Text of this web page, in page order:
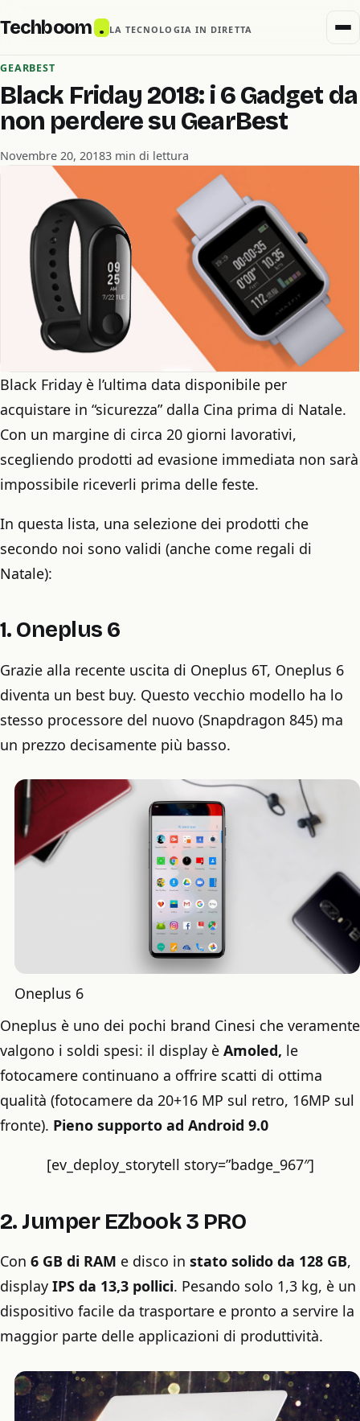
Techboom . LA TECNOLOGIA IN DIRETTA
GEARBEST
Black Friday 2018: i 6 Gadget da
non perdere su GearBest
Novembre 20, 20183 min di lettura
Black Friday è l’ultima data disponibile per
acquistare in “sicurezza” dalla Cina prima di Natale.
Con un margine di circa 20 giorni lavorativi,
scegliendo prodotti ad evasione immediata non sarà
impossibile riceverli prima delle feste.
In questa lista, una selezione dei prodotti che
secondo noi sono validi (anche come regali di
Natale):
1. Oneplus 6
Grazie alla recente uscita di Oneplus 6T, Oneplus 6
diventa un best buy. Questo vecchio modello ha lo
stesso processore del nuovo (Snapdragon 845) ma
un prezzo decisamente più basso.
Oneplus 6
Oneplus è uno dei pochi brand Cinesi che veramente
valgono i soldi spesi: il display è Amoled, le
fotocamere continuano a offrire scatti di ottima
qualità (fotocamere da 20+16 MP sul retro, 16MP sul
fronte). Pieno supporto ad Android 9.0
[ev_deploy_storytell story=”badge_967″]
2. Jumper EZbook 3 PRO
Con 6 GB di RAM e disco in stato solido da 128 GB,
display IPS da 13,3 pollici. Pesando solo 1,3 kg, è un
dispositivo facile da trasportare e pronto a servire la
maggior parte delle applicazioni di produttività.